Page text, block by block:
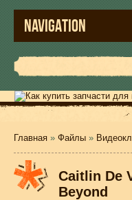
NAVIGATION
Главная » Файлы »
Caitlin De
Beyond